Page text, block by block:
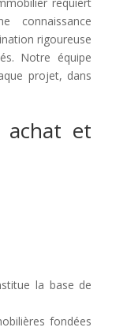
connaissance
rigoureuse
Notre équipe
projet, dans
achat et
la base de
fondées